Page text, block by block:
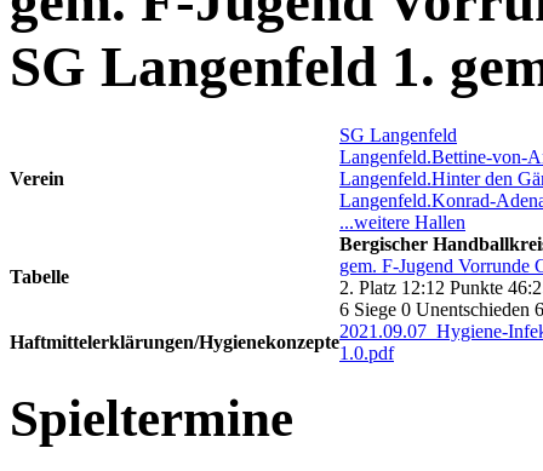
SG Langenfeld 1.
Verein
SG Langenfeld
Langenfeld.Bettine-von-
Langenfeld.Hinter den
Langenfeld.Konrad-
...weitere Hallen
Tabelle
Bergischer
gem. F-Jugend Vorrunde
2. Platz 12:12 Punkte
6 Siege 0 Unentschieden
Haftmittelerklärungen/Hygienekonzepte
2021.09.07_Hygiene-
1.0.pdf
Spieltermine